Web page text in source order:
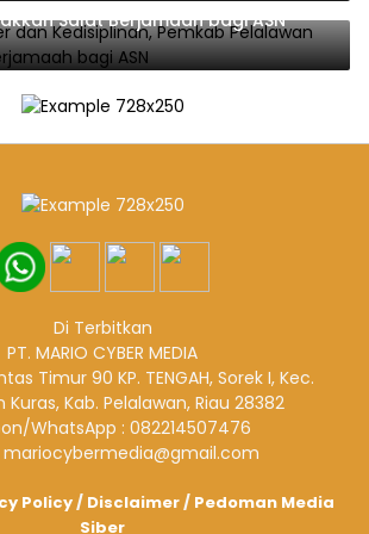
Salat Berjamaah bagi ASN
Di Terbitkan
PT. MARIO CYBER MEDIA
Timur 90 KP. TENGAH, Sorek I, Kec.
Kuras, Kab. Pelalawan, Riau 28382
WhatsApp : 082214507476
mariocybermedia@gmail.com
Policy/ Disclaimer/ Pedoman Media
Siber